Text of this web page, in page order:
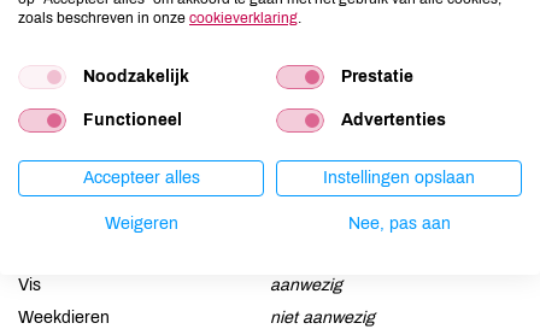
niet aanwezig
Lupine
niet aanwezig
Noten
niet aanwezig
Schaaldieren
niet aanwezig
Selderij
niet aanwezig
niet aanwezig
Vis
aanwezig
Weekdieren
niet aanwezig
zoals beschreven in onze cookieverklaring
Noodzakelijk Prestatie
Functioneel Advertenties
Accepteer alles Instellingen opslaan
Weigeren Nee, pas aan